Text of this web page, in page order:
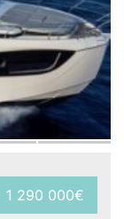
1 290 000€